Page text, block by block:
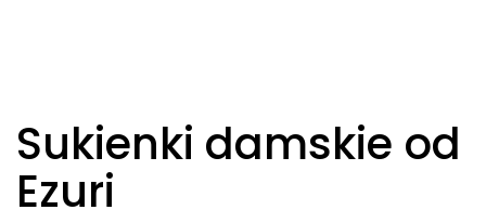
Sukienki damskie od
Ezuri